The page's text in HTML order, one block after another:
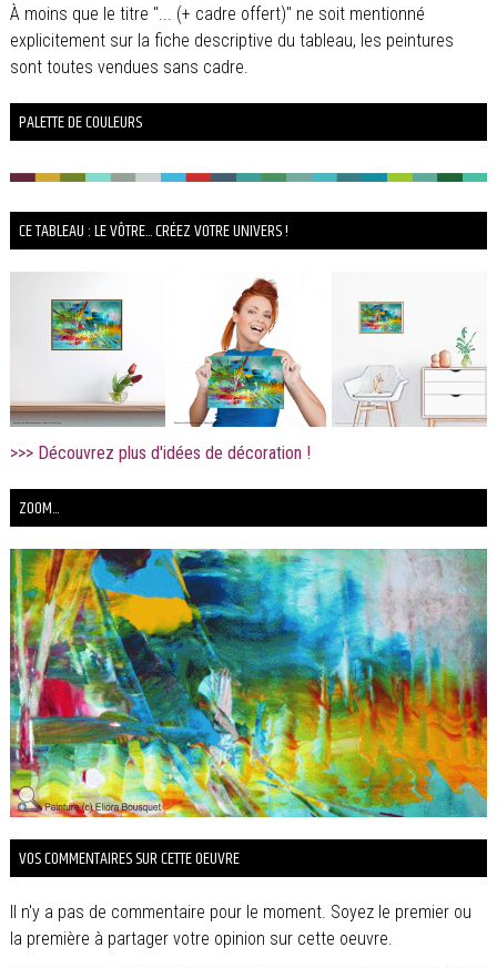
À moins que le titre "... (+ cadre offert)" ne soit mentionné
explicitement sur la fiche descriptive du tableau, les peintures
sont toutes vendues sans cadre.
PALETTE DE COULEURS
CE TABLEAU : LE VÔTRE... CRÉEZ VOTRE UNIVERS !
>>> Découvrez plus d'idées de décoration !
ZOOM...
VOS COMMENTAIRES SUR CETTE OEUVRE
Il n'y a pas de commentaire pour le moment. Soyez le premier ou
la première à partager votre opinion sur cette oeuvre.